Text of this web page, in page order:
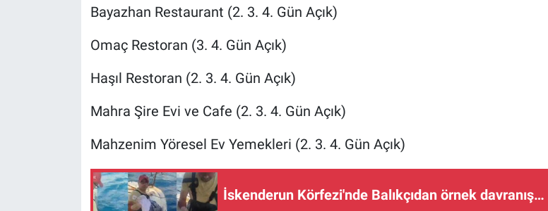
Bayazhan Restaurant (2. 3. 4. Gün Açık)
Omaç Restoran (3. 4. Gün Açık)
Haşıl Restoran (2. 3. 4. Gün Açık)
Mahra Şire Evi ve Cafe (2. 3. 4. Gün Açık)
Mahzenim Yöresel Ev Yemekleri (2. 3. 4. Gün Açık)
İskenderun Körfezi'nde Balıkçıdan örnek davranış…